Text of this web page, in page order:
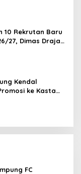
10 Rekrutan Baru
27, Dimas Drajad
Kendal
ke Kasta
FC